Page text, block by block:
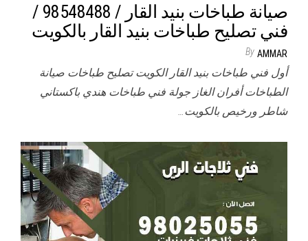
صيانة طباخات بنيد القار / 98548488 /
فني تصليح طباخات بنيد القار بالكويت
By AMMAR
أول فني طباخات بنيد القار الكويت تصليح طباخات صيانة
الطباخات أفران الغاز جولة فني طباخات هندي باكستاني
شاطر ورخيص بالكويت…